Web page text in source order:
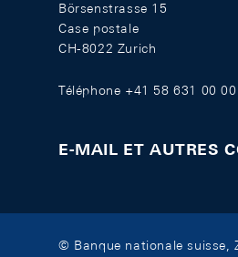
Börsenstrasse 15
Case postale
CH-8022 Zurich
Téléphone +41 58 631 00 00
E-MAIL ET AUTRES
© Banque nationale suisse,